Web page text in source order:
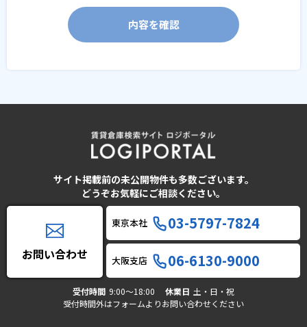
内容を確認
サイト掲載前の未公開物件も多数ございます。
どうぞお気軽にご相談ください。
お問い合わせ
東京本社 03-5797-7824
大阪支店 06-6130-9000
受付時間 9:00〜18:00 休業日 土・日・祝
受付時間外はフォームよりお問い合わせください